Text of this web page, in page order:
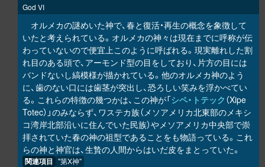
God VI
オルメカの謎めいた神で、春と復活・再生の概念を象徴して
いたと考えられている。オルメカの神々は現在までに呼称が伝
わっていないので便宜上このように呼ばれる。現実離れした割
れ目のある頭で、アーモンド型の目をしており、片方の目には
バンドないし縞模様が描かれている。他のオルメカ神のよう
に、歯のない口には歯茎が突出し、恐ろしい笑みを浮かべてい
る。これらの特徴の幾つかは、この神が「シペ・トテック （Xipe
Totec）」のみならず、ワステカ族（メソアメリカ北東部のメキシ
コ湾岸北部沿いに住んでいた民族）やメソアメリカ中央部で崇
拝されていた春の神の祖型であることをも物語っている。これ
らの神と神官は、生贄の人間からはいだ皮をまとっていた。
関連項目 "第X神"